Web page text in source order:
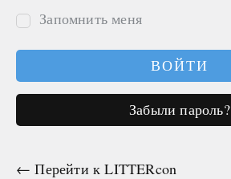
Запомнить меня
Забыли пароль?
← Перейти к LITTERcon